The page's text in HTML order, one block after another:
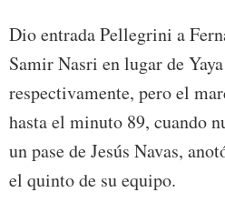
Dio entrada Pellegrini a
Samir Nasri en lugar de
respectivamente, pero el
hasta el minuto 89, cuando
un pase de Jesús Navas,
el quinto de su equipo.